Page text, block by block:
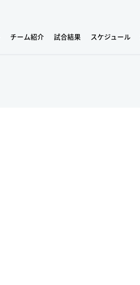
チーム紹介 試合結果 スケジュール